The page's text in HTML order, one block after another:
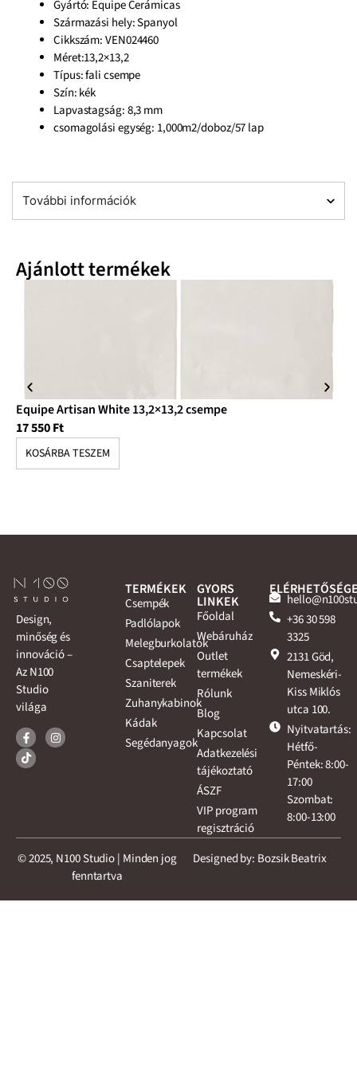
Gyártó: Equipe Cerámicas
Származási hely: Spanyol
Cikkszám: VEN024460
Méret:13,2×13,2
Típus: fali csempe
Szín: kék
Lapvastagság: 8,3 mm
csomagolási egység: 1,000m2/doboz/57 lap
További információk
Ajánlott termékek
Equipe Artisan White 13,2×13,2 csempe
17 550Ft
KOSÁRBA TESZEM
Design,
minőség és
innováció –
Az N100
Studio
világa
TERMÉKEK
Csempék
Padlólapok
Melegburkolatok
Csaptelepek
Szaniterek
Zuhanykabinok
Kádak
Segédanyagok
GYORS
LINKEK
Főoldal
Webáruház
Outlet
termékek
Rólunk
Blog
Kapcsolat
Adatkezelési
tájékoztató
ÁSZF
VIP program
regisztráció
+36 30 598
3325
2131 Göd,
Nemeskéri-
Kiss Miklós
utca 100.
Nyitvatartás:
Hétfő-
Péntek: 8:00-
17:00
Szombat:
8:00-13:00
© 2025, N100 Studio | Minden jog
fenntartva
Designed by: Bozsik Beatrix